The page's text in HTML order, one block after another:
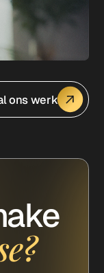
ons werk